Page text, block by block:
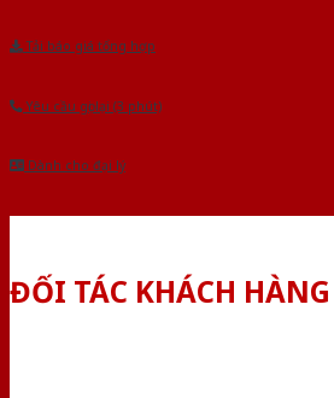
Tải báo giá tổng hợp
Yêu cầu gọi lại (3 phút)
Dành cho đại lý
ĐỐI TÁC KHÁCH HÀNG